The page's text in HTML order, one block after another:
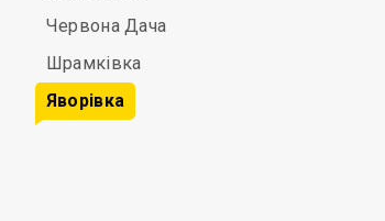
Червона Дача
Шрамківка
Яворівка